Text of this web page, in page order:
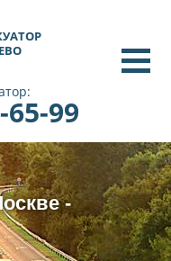
65-99
-